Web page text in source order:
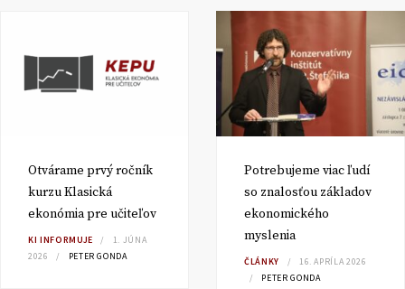
Otvárame prvý ročník
kurzu Klasická
ekonómia pre učiteľov
KI INFORMUJE
1. JÚNA
2026
PETER GONDA
Potrebujeme viac ľudí
so znalosťou základov
ekonomického
myslenia
ČLÁNKY
16. APRÍLA 2026
PETER GONDA